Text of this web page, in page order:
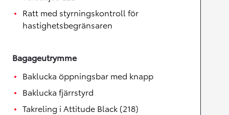
Ratt med styrningskontroll för
hastighetsbegränsaren
Bagageutrymme
Baklucka öppningsbar med knapp
Baklucka fjärrstyrd
Takreling i Attitude Black (218)